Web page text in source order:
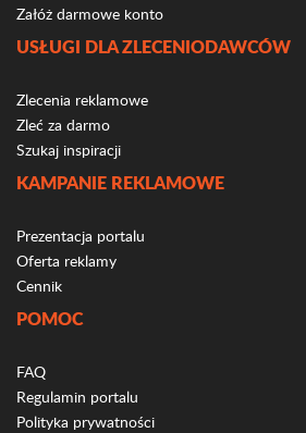
Załóż darmowe konto
USŁUGI DLA ZLECENIODAWCÓW
Zlecenia reklamowe
Zleć za darmo
Szukaj inspiracji
KAMPANIE REKLAMOWE
Prezentacja portalu
Oferta reklamy
Cennik
POMOC
FAQ
Regulamin portalu
Polityka prywatności